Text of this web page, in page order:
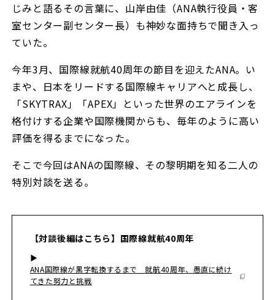
じみと語るその言葉に、山岸由佳（ANA執行役員・客
室センター副センター長）も神妙な面持ちで聞き入っ
ていた。
今年3月、国際線就航40周年の節目を迎えたANA。い
まや、日本をリードする国際線キャリアへと成長し、
「SKYTRAX」「APEX」といった世界のエアラインを
格付けする企業や国際機関からも、毎年のように高い
評価を得るまでになった。
そこで今回はANAの国際線、その黎明期を知る二人の
特別対談を送る。
【対談後編はこちら】国際線就航40周年
▶︎
ANA国際線が黒字転換するまで 就航40周年、愚直に続け
てきた努力と挑戦